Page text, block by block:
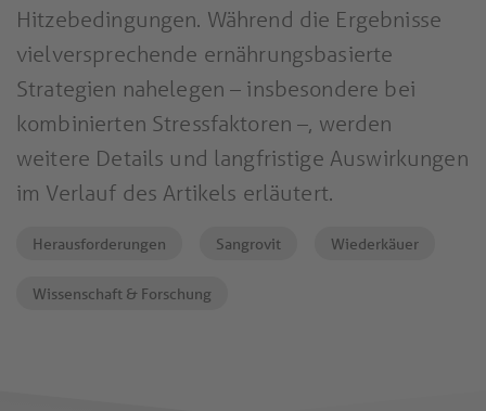
Hitzebedingungen. Während die Ergebnisse
vielversprechende ernährungsbasierte
Strategien nahelegen – insbesondere bei
kombinierten Stressfaktoren –, werden
weitere Details und langfristige Auswirkungen
im Verlauf des Artikels erläutert.
Herausforderungen Sangrovit Wiederkäuer
Wissenschaft & Forschung